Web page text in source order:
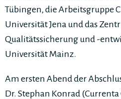
Tübingen, die Arbeitsgruppe
Universität Jena und das
Qualitätssicherung und -
Universität Mainz.
Am ersten Abend der
Dr. Stephan Konrad (Currenta